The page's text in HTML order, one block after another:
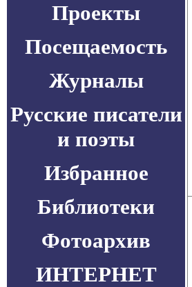
Проекты
Посещаемость
Журналы
Русские писатели
и поэты
Избранное
Библиотеки
Фотоархив
ИНТЕРНЕТ